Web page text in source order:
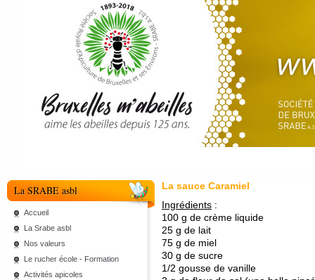
La SRABE asbl
Accueil
La Srabe asbl
Nos valeurs
Le rucher école - Formation
Activités apicoles
La sauce Caramiel
Ingrédients :
100 g de crème liquide
25 g de lait
75 g de miel
30 g de sucre
1/2 gousse de vanille